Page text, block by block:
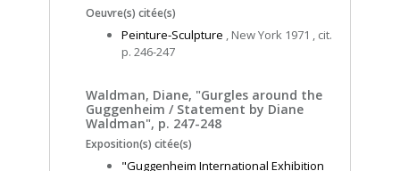
Oeuvre(s) citée(s)
Peinture-Sculpture , New York 1971 , cit.
p. 246-247
Waldman, Diane, "Gurgles around the
Guggenheim / Statement by Diane
Waldman", p. 247-248
Exposition(s) citée(s)
"Guggenheim International Exhibition